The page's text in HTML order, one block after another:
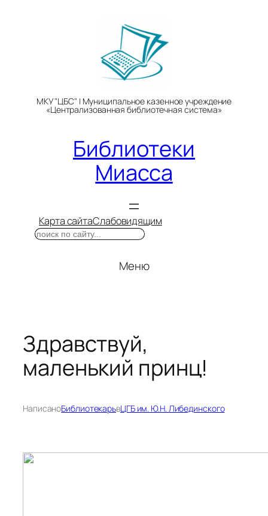
МКУ "ЦБС" | Муниципальное казенное учреждение
«Централизованная библиотечная система»
Библиотеки
Миасса
Карта сайтаСлабовидящим
Поиск
Меню
Здравствуй,
маленький принц!
НаписаноБиблиотекарьвЦГБ им. Ю.Н. Либединского